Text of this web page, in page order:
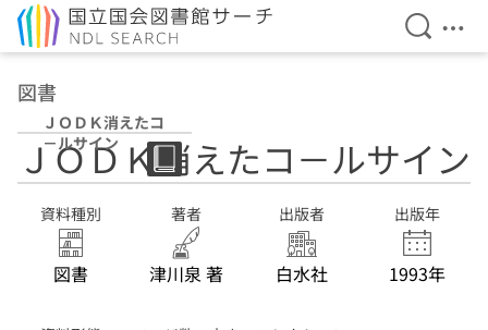
検索を
メ
図書
ＪＯＤＫ消えたコ
－ルサイン
ＪＯＤＫ消えたコ－ルサイン
資料種別
図書
著者
津川泉 著
出版者
白水社
出版年
1993年